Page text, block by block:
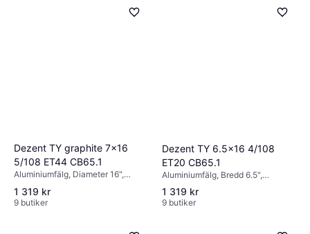
Dezent TY graphite 7x16
5/108 ET44 CB65.1
Aluminiumfälg, Diameter 16",
1 319 kr
9 butiker
Dezent TY 6.5x16 4/108
ET20 CB65.1
Aluminiumfälg, Bredd 6.5",
Diameter 16", Silver
1 319 kr
9 butiker